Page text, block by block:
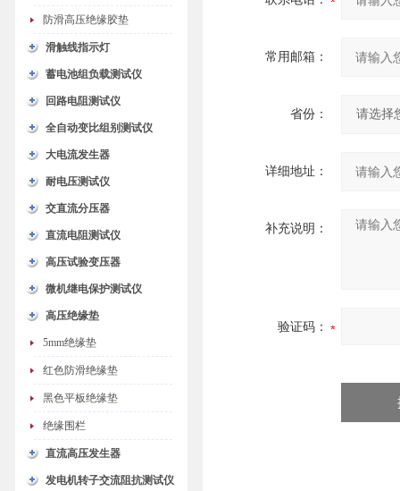
防滑高压绝缘胶垫
滑触线指示灯
蓄电池组负载测试仪
回路电阻测试仪
全自动变比组别测试仪
大电流发生器
耐电压测试仪
交直流分压器
直流电阻测试仪
高压试验变压器
微机继电保护测试仪
高压绝缘垫
5mm绝缘垫
红色防滑绝缘垫
黑色平板绝缘垫
绝缘围栏
直流高压发生器
发电机转子交流阻抗测试仪
常用邮箱：
省份：
详细地址：
补充说明：
验证码：